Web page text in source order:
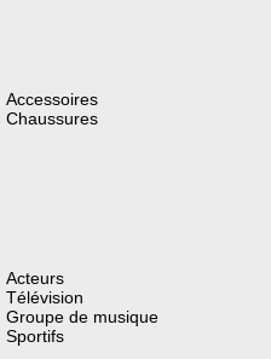
Accessoires
Chaussures
Acteurs
Télévision
Groupe de musique
Sportifs